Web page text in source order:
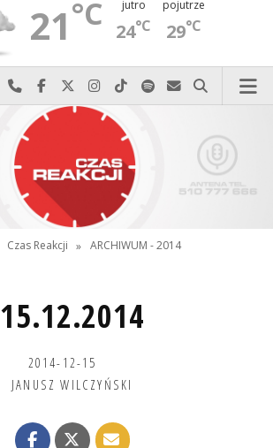
21°C jutro
24°C
pojutrze
29°C
Najlepiej po prostu do nas zadzwoń
Odwiedź nas na Facebook-u
Odwiedź nas na X
Odwiedź nas na Instagram-ie
Odwiedź nas na TikTok-u
Szukaj nas na Spotify
Wyślij do nas
Szukaj
Czas Reakcji » ARCHIWUM - 2014
15.12.2014
2014-12-15
JANUSZ WILCZYŃSKI